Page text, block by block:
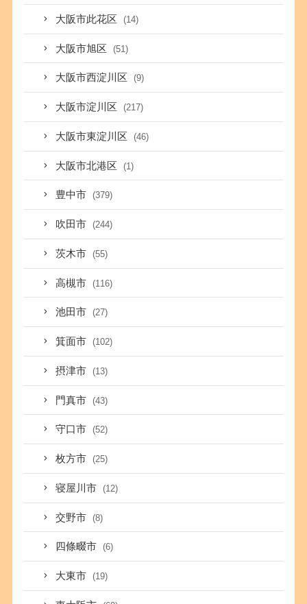
大阪市此花区 (14)
大阪市旭区 (51)
大阪市西淀川区 (9)
大阪市淀川区 (217)
大阪市東淀川区 (46)
大阪市北港区 (1)
豊中市 (379)
吹田市 (244)
茨木市 (55)
高槻市 (116)
池田市 (27)
箕面市 (102)
摂津市 (13)
門真市 (43)
守口市 (52)
枚方市 (25)
寝屋川市 (12)
交野市 (8)
四條畷市 (6)
大東市 (19)